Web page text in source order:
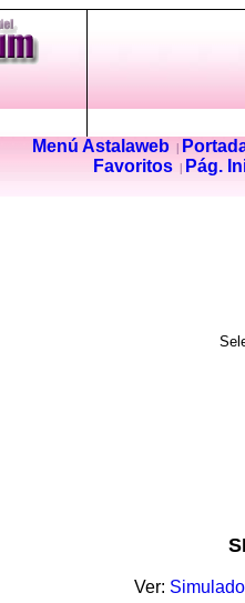
Menú Astalaweb|
Favoritos
Pág.
Ver: